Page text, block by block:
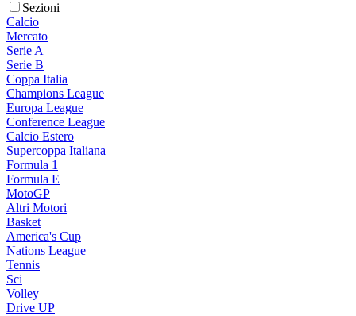
Sezioni
Calcio
Mercato
Serie A
Serie B
Coppa Italia
Champions League
Europa League
Conference League
Calcio Estero
Supercoppa Italiana
Formula 1
Formula E
MotoGP
Altri Motori
Basket
America's Cup
Nations League
Tennis
Sci
Volley
Drive UP